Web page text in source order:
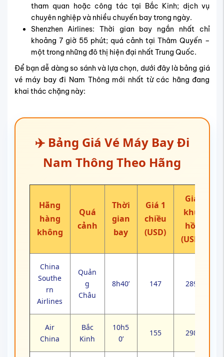
tham quan hoặc công tác tại Bắc Kinh; dịch vụ
chuyên nghiệp và nhiều chuyến bay trong ngày.
Shenzhen Airlines: Thời gian bay ngắn nhất chỉ
khoảng 7 giờ 55 phút; quá cảnh tại Thâm Quyến –
một trong những đô thị hiện đại nhất Trung Quốc.
Để bạn dễ dàng so sánh và lựa chọn, dưới đây là bảng giá
vé máy bay đi Nam Thông mới nhất từ các hãng đang
khai thác chặng này:
✈️ Bảng Giá Vé Máy Bay Đi
Nam Thông Theo Hãng
Hãng
hàng
không
Quá
cảnh
Thời
gian
bay
Giá 1
chiều
(USD)
Giá
khứ
hồi
(USD)
China
Southe
rn
Airlines
Quản
g
Châu
8h40’ 147 289
Air
China
Bắc
Kinh
10h5
0’
155 298